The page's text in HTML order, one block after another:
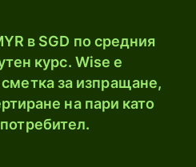
в SGD по средния
курс. Wise е
за изпращане,
на пари като